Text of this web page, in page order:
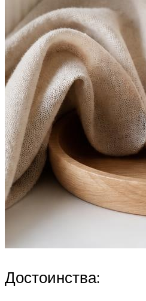
Достоинства: